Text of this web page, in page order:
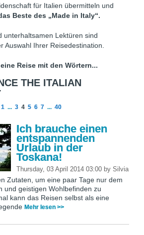
für Italien übermitteln und
Beste des „Made in Italy“.
unterhaltsamen Lektüren sind
Auswahl Ihrer Reisedestination.
Reise mit den Wörtern...
THE ITALIAN
1 ... 3 4 5 6 7 ... 40
Ich brauche einen
entspannenden
Urlaub in der
Toskana!
Thursday, 03 April 2014 03:00 by Silvia
Zutaten, um eine paar Tage nur dem
und geistigen Wohlbefinden zu
kann das Reisen selbst als eine
Mehr lesen >>